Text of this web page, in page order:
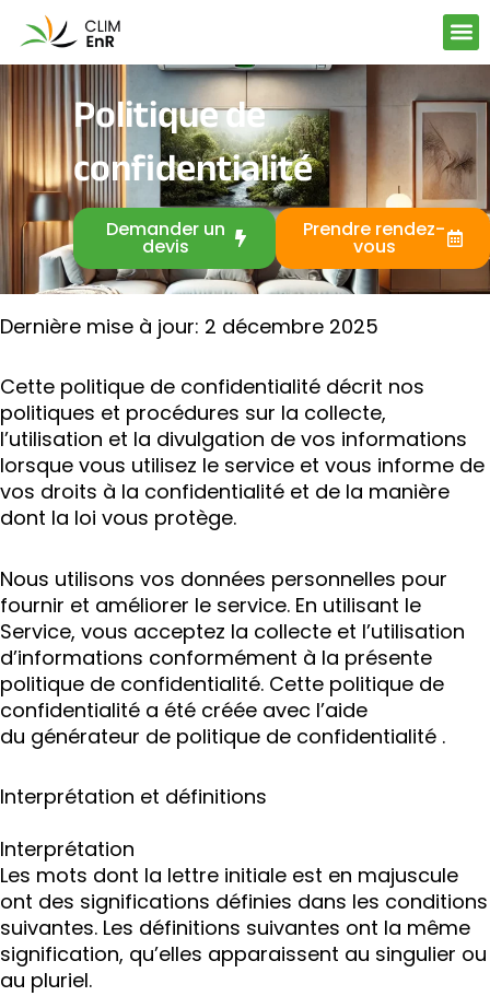
contenu
Politique de
confidentialité
Demander un
devis
Prendre rendez-
vous
Dernière mise à jour: 2 décembre 2025
Cette politique de confidentialité décrit nos
politiques et procédures sur la collecte,
l’utilisation et la divulgation de vos informations
lorsque vous utilisez le service et vous informe de
vos droits à la confidentialité et de la manière
dont la loi vous protège.
Nous utilisons vos données personnelles pour
fournir et améliorer le service. En utilisant le
Service, vous acceptez la collecte et l’utilisation
d’informations conformément à la présente
politique de confidentialité. Cette politique de
confidentialité a été créée avec l’aide
du générateur de politique de confidentialité .
Interprétation et définitions
Interprétation
Les mots dont la lettre initiale est en majuscule
ont des significations définies dans les conditions
suivantes. Les définitions suivantes ont la même
signification, qu’elles apparaissent au singulier ou
au pluriel.